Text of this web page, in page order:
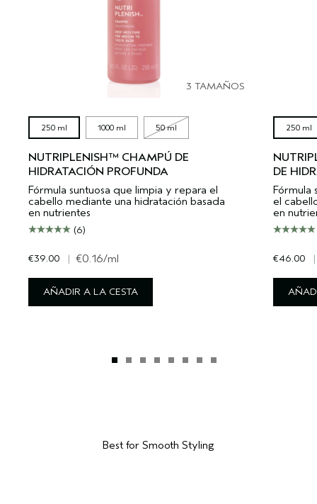
3 TAMAÑOS
250 ml 1000 ml 50 ml
NUTRIPLENISH™ CHAMPÚ DE
HIDRATACIÓN PROFUNDA
Fórmula suntuosa que limpia y repara el
cabello mediante una hidratación basada
en nutrientes
(6)
€39.00 | €0.16/ml
AÑADIR A LA CESTA
250 ml
DE
Fórmula
el
en
€46.00 |
Best for Smooth Styling